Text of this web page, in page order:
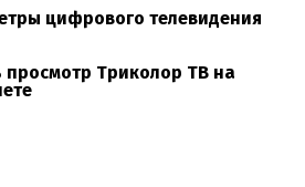
цифрового телевидения